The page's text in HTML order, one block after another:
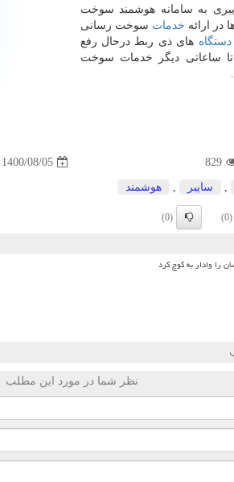
به سامانه هوشمند سوخت
در ارائه خدمات سوخت رسانی
دستگاه های ذی ربط درحال رفع
ساعاتی دیگر خدمات سوخت
829
1400/08/05
سایبر هوشمند
(0)
(0)
را وادار به کوچ کرد
نظر شما در مورد این مطلب